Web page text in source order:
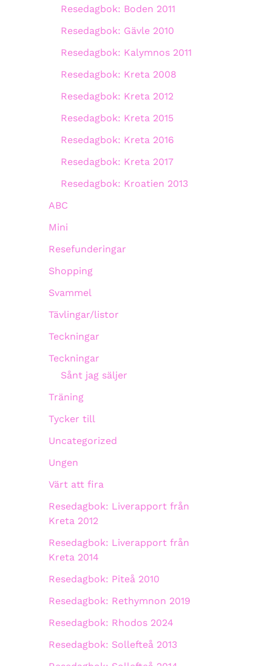
Resedagbok: Boden 2011
Resedagbok: Gävle 2010
Resedagbok: Kalymnos 2011
Resedagbok: Kreta 2008
Resedagbok: Kreta 2012
Resedagbok: Kreta 2015
Resedagbok: Kreta 2016
Resedagbok: Kreta 2017
Resedagbok: Kroatien 2013
ABC
Mini
Resefunderingar
Shopping
Svammel
Tävlingar/listor
Teckningar
Teckningar
Sånt jag säljer
Träning
Tycker till
Uncategorized
Ungen
Värt att fira
Resedagbok: Liverapport från
Kreta 2012
Resedagbok: Liverapport från
Kreta 2014
Resedagbok: Piteå 2010
Resedagbok: Rethymnon 2019
Resedagbok: Rhodos 2024
Resedagbok: Sollefteå 2013